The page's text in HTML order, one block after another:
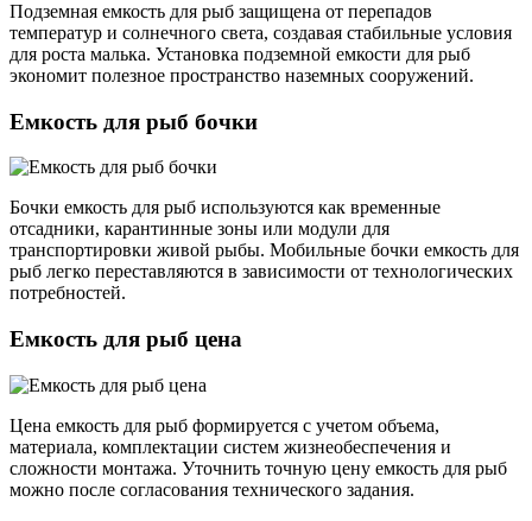
Подземная емкость для рыб защищена от перепадов
температур и солнечного света, создавая стабильные условия
для роста малька. Установка подземной емкости для рыб
экономит полезное пространство наземных сооружений.
Емкость для рыб бочки
Бочки емкость для рыб используются как временные
отсадники, карантинные зоны или модули для
транспортировки живой рыбы. Мобильные бочки емкость для
рыб легко переставляются в зависимости от технологических
потребностей.
Емкость для рыб цена
Цена емкость для рыб формируется с учетом объема,
материала, комплектации систем жизнеобеспечения и
сложности монтажа. Уточнить точную цену емкость для рыб
можно после согласования технического задания.